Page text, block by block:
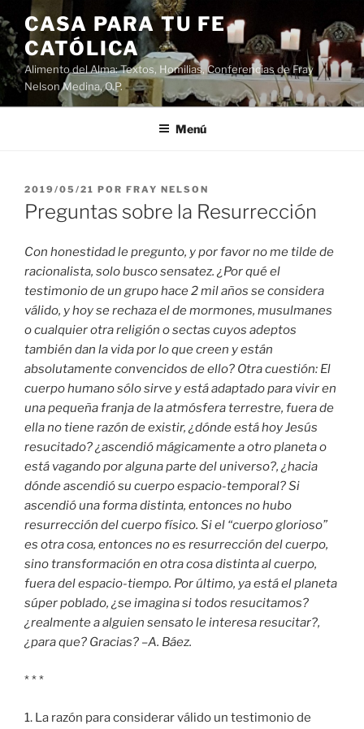
Saltar
al
contenido
CASA PARA TU FE
CATÓLICA
Alimento del Alma: Textos, Homilias, Conferencias de Fray
Nelson Medina, O.P.
Menú
PUBLICADO
EL
2019/05/21 POR FRAY NELSON
Preguntas sobre la Resurrección
Con honestidad le pregunto, y por favor no me tilde de
racionalista, solo busco sensatez. ¿Por qué el
testimonio de un grupo hace 2 mil años se considera
válido, y hoy se rechaza el de mormones, musulmanes
o cualquier otra religión o sectas cuyos adeptos
también dan la vida por lo que creen y están
absolutamente convencidos de ello? Otra cuestión: El
cuerpo humano sólo sirve y está adaptado para vivir en
una pequeña franja de la atmósfera terrestre, fuera de
ella no tiene razón de existir, ¿dónde está hoy Jesús
resucitado? ¿ascendió mágicamente a otro planeta o
está vagando por alguna parte del universo?, ¿hacia
dónde ascendió su cuerpo espacio-temporal? Si
ascendió una forma distinta, entonces no hubo
resurrección del cuerpo físico. Si el “cuerpo glorioso”
es otra cosa, entonces no es resurrección del cuerpo,
sino transformación en otra cosa distinta al cuerpo,
fuera del espacio-tiempo. Por último, ya está el planeta
súper poblado, ¿se imagina si todos resucitamos?
¿realmente a alguien sensato le interesa resucitar?,
¿para que? Gracias? –A. Báez.
* * *
1. La razón para considerar válido un testimonio de